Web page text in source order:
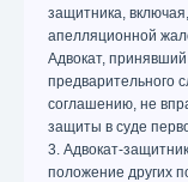
защитника,
апелляционной
Адвокат,
предварительного
соглашению, не
защиты в суде
3. Адвокат-
положение других